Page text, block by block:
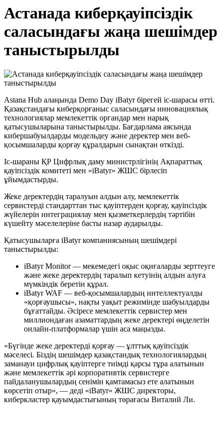
Астанада киберқауіпсіздік
саласындағы жаңа шешімдер
таныстырылды
Astana Hub алаңында Demo Day iBatyr бірегей іс-шарасы өтті.
Қазақстандағы киберқорғаныс саласындағы инновациялық
технологиялар мемлекеттік органдар мен нарық
қатысушыларына таныстырылды. Бағдарлама аясында
кибершабуылдарды модельдеу және деректер мен веб-
қосымшаларды қорғау құралдарын сынақтан өткізді.
Іс-шараны ҚР Цифрлық даму министрлігінің Ақпараттық
қауіпсіздік комитеті мен «iBatyr» ЖШС бірлесіп
ұйымдастырды.
Жеке деректердің таралуын алдын алу, мемлекеттік
сервистерді стандарттан тыс қауіптерден қорғау, қауіпсіздік
жүйелерін интеграциялау мен қызметкерлердің тәртібін
күшейту мәселелеріне басты назар аударылды.
Қатысушыларға iBatyr компаниясының шешімдері
таныстырылды:
iBatyr Monitor — мекемедегі оқыс оқиғаларды зерттеуге
және жеке деректердің таралып кетуінің алдын алуға
мүмкіндік беретін құрал.
iBatyr WAF — веб-қосымшалардың интеллектуалды
«қорғаушысы», нақты уақыт режимінде шабуылдарды
бұғаттайды. Әсіресе мемлекеттік сервистер мен
миллиондаған азаматтардың жеке деректері өңделетін
онлайн-платформалар үшін аса маңызды.
«Бүгінде жеке деректерді қорғау — ұлттық қауіпсіздік
мәселесі. Біздің шешімдер қазақстандық технологиялардың
заманауи цифрлық қауіптерге тиімді қарсы тұра алатынын
және мемлекеттік әрі корпоративтік сервистерге
пайдаланушылардың сенімін қамтамасыз ете алатынын
көрсетіп отыр», — деді «iBatyr» ЖШС директоры,
киберкластер қауымдастығының төрағасы Виталий Ли.